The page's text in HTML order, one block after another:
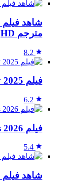
مترجم HD
8.2
فيلم Motor City 2025 مترجم اون لاين
6.2
فيلم Cruel Hands 2026 مترجم مباشرة HD
5.4
شاهد فيلم Her Private Hell 2026 مترجم HD